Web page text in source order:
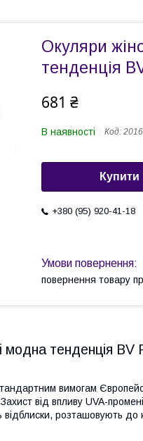
Окуляри
тенденція
681 ₴
В наявності Код:
Купити
+380 (95) 920-41-18
повернення товару
модна тенденція BV
вимогам
від впливу UVA-
відблиски, розташовують